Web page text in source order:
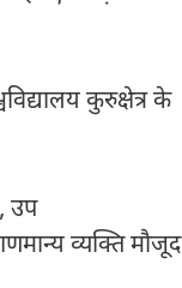
कुरुक्षेत्र के
उप
व्यक्ति मौजूद